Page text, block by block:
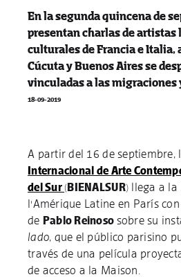
En la segunda quincena de
presentan charlas de artistas
culturales de Francia e Italia,
Cúcuta y Buenos Aires se
vinculadas a las
18-09-2019
A partir del 16 de septiembre,
Internacional de Arte
del Sur (BIENALSUR) llega a la
l'Amérique Latine en París
de Pablo Reinoso sobre su
lado, que el público parisino
través de una película
de acceso a la Maison.